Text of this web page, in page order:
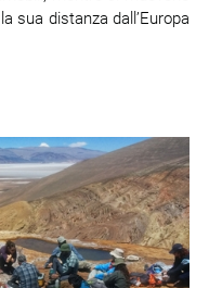
sua distanza dall’Europa